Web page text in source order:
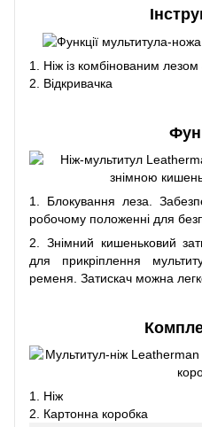
1. Ніж із комбінованим
2. Відкривачка
1. Блокування леза.
робочому положенні для
2. Знімний кишеньковий
для прикріплення
ременя. Затискач можна
1. Ніж
2. Картонна коробка